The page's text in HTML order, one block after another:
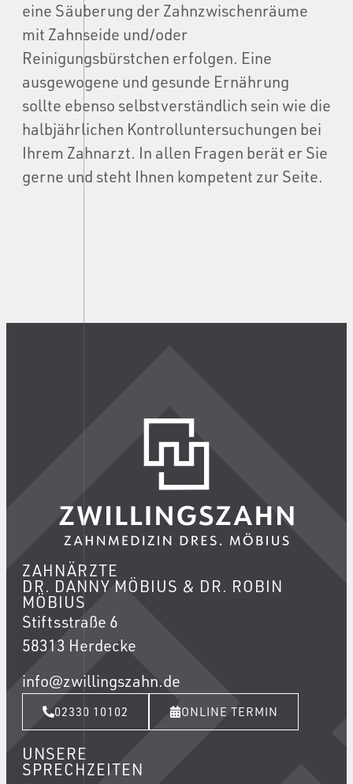
eine Säuberung der Zahnzwischenräume
mit Zahnseide und/oder
Reinigungsbürstchen erfolgen. Eine
ausgewogene und gesunde Ernährung
sollte ebenso selbstverständlich sein wie die
halbjährlichen Kontrolluntersuchungen bei
Ihrem Zahnarzt. In allen Fragen berät er Sie
gerne und steht Ihnen kompetent zur Seite.
ZAHNÄRZTE
DR. DANNY MÖBIUS & DR. ROBIN
MÖBIUS
Stiftsstraße 6
58313 Herdecke
info@zwillingszahn.de
02330 10102 ONLINE TERMIN
UNSERE
SPRECHZEITEN